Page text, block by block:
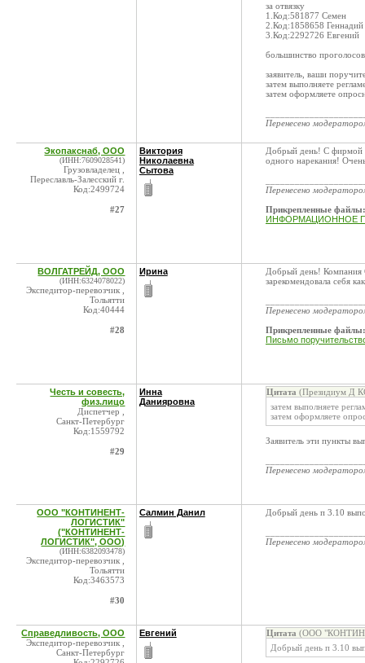
за отвязку
1.Код:581877 Семен
2.Код:1858658 Геннадий
3.Код:2292726 Евгений
большинство
заявитель, ваши
затем выполняете
затем оформляете
Перенесено
Экопакснаб, ООО
(ИНН:7609028541)
Грузовладелец ,
Переславль-Залесский г.
Код:2499724
#27
Виктория
Николаевна
Сытова
Добрый день! С
одного нарекания!
Перенесено
Прикрепленные файлы:
ИНФОРМАЦИОННОЕ
ВОЛГАТРЕЙД, ООО
(ИНН:6324078022)
Экспедитор-перевозчик ,
Тольятти
Код:40444
#28
Ирина
Добрый день!
зарекомендовала себя
Перенесено
Прикрепленные файлы:
Письмо
Честь и совесть,
физ.лицо
Диспетчер ,
Санкт-Петербург
Код:1559792
#29
Инна
Данияровна
Цитата (Президиум Д
затем выполняете
затем оформляете
Заявитель эти пункты
Перенесено
ООО "КОНТИНЕНТ-
ЛОГИСТИК"
("КОНТИНЕНТ-
ЛОГИСТИК", ООО)
(ИНН:6382093478)
Экспедитор-перевозчик ,
Тольятти
Код:3463573
#30
Салмин Данил
Добрый день п 3.10
Перенесено
Справедливость, ООО
Экспедитор-перевозчик ,
Санкт-Петербург
Евгений Цитата (ООО
Добрый день п 3.10